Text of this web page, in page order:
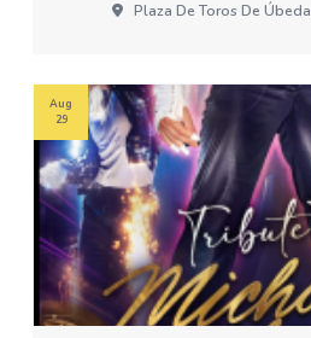
Plaza De Toros De Úbeda
Aug
29